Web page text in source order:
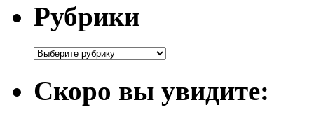
Рубрики
Рубрики
Скоро вы увидите: